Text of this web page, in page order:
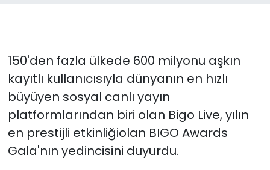
150'den fazla ülkede 600 milyonu aşkın
kayıtlı kullanıcısıyla dünyanın en hızlı
büyüyen sosyal canlı yayın
platformlarından biri olan Bigo Live, yılın
en prestijli etkinliğiolan BIGO Awards
Gala'nın yedincisini duyurdu.